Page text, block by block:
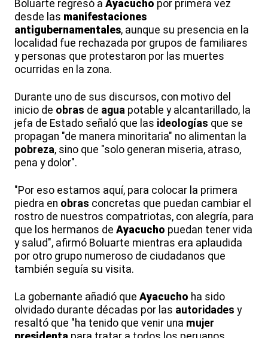
Boluarte regresó a Ayacucho por primera vez
desde las manifestaciones
antigubernamentales, aunque su presencia en la
localidad fue rechazada por grupos de familiares
y personas que protestaron por las muertes
ocurridas en la zona.
Durante uno de sus discursos, con motivo del
inicio de obras de agua potable y alcantarillado, la
jefa de Estado señaló que las ideologías que se
propagan "de manera minoritaria" no alimentan la
pobreza, sino que "solo generan miseria, atraso,
pena y dolor".
"Por eso estamos aquí, para colocar la primera
piedra en obras concretas que puedan cambiar el
rostro de nuestros compatriotas, con alegría, para
que los hermanos de Ayacucho puedan tener vida
y salud", afirmó Boluarte mientras era aplaudida
por otro grupo numeroso de ciudadanos que
también seguía su visita.
La gobernante añadió que Ayacucho ha sido
olvidado durante décadas por las autoridades y
resaltó que "ha tenido que venir una mujer